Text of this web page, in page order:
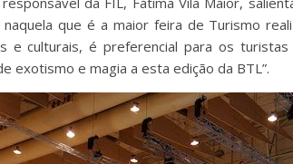
que é a maior feira de Turismo
e culturais, é preferencial para os
exotismo e magia a esta edição da BTL”.